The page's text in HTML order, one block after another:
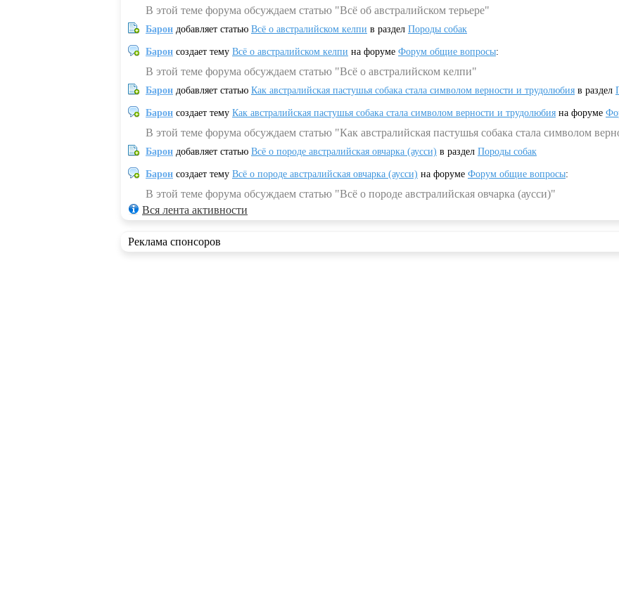
В этой теме форума обсуждаем статью "Всё об австралийском терьере"
Барон добавляет статью Всё о австралийском келпи в раздел Породы собак
Барон создает тему Всё о австралийском келпи на форуме Форум общие вопросы:
В этой теме форума обсуждаем статью "Всё о австралийском келпи"
Барон добавляет статью Как австралийская пастушья собака стала символом верности и трудолюбия в раздел
Барон создает тему Как австралийская пастушья собака стала символом верности и трудолюбия на форуме
В этой теме форума обсуждаем статью "Как австралийская пастушья собака стала символом
Барон добавляет статью Всё о породе австралийская овчарка (аусси) в раздел Породы собак
Барон создает тему Всё о породе австралийская овчарка (аусси) на форуме Форум общие вопросы:
В этой теме форума обсуждаем статью "Всё о породе австралийская овчарка (аусси)"
Вся лента активности
Реклама спонсоров